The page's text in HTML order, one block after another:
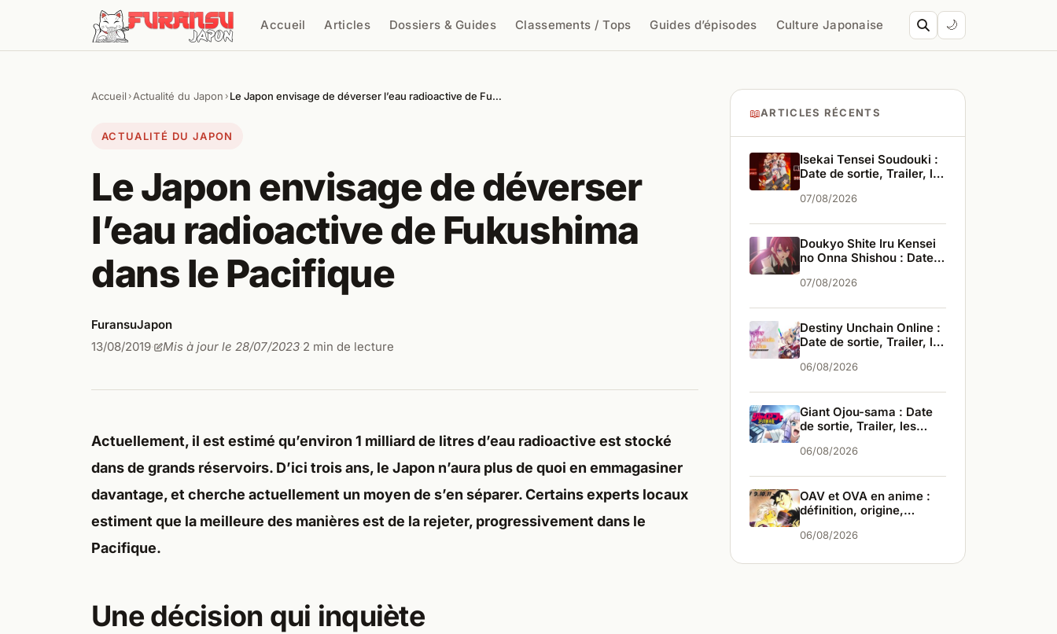
Aller au contenu
Accueil Articles Dossiers & Guides Classements / Tops Guides d’épisodes Culture Japonaise 🌙
Chercher
Accueil › Actualité du Japon › Le Japon envisage de déverser l’eau radioactive de Fu…
ACTUALITÉ DU JAPON
Le Japon envisage de déverser
l’eau radioactive de Fukushima
dans le Pacifique
FuransuJapon
13/08/2019· Mis à jour le 28/07/2023·2 min de lecture
Actuellement, il est estimé qu’environ 1 milliard de litres d’eau radioactive est stocké
dans de grands réservoirs. D’ici trois ans, le Japon n’aura plus de quoi en emmagasiner
davantage, et cherche actuellement un moyen de s’en séparer. Certains experts locaux
estiment que la meilleure des manières est de la rejeter, progressivement dans le
Pacifique.
Une décision qui inquiète
📖ARTICLES RÉCENTS
Isekai Tensei Soudouki :
Date de sortie, Trailer, les
07/08/2026
Doukyo Shite Iru Kensei
no Onna Shishou : Date
infos
07/08/2026
Destiny Unchain Online :
Date de sortie, Trailer, les
06/08/2026
Giant Ojou-sama : Date
de sortie, Trailer, les
06/08/2026
OAV et OVA en anime :
définition, origine,
06/08/2026